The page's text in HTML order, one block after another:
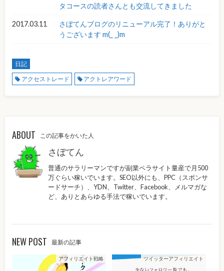
タコースの読者さんとも交流してきました
2017.03.11
さぼてんブログのリニューアル完了！ありがと
うございます m(_ _)m
日記
アクセストレード
アクトレアワード
ABOUT この記事をかいた人
さぼてん
普通のサラリーマンですが副業ペラサイト量産で月500
万ぐらい稼いでいます。SEO以外にも、PPC（スポンサ
ードサーチ）、YDN、Twitter、Facebook、メルマガな
ど、ありとあらゆる手法で稼いでいます。
NEW POST 最新の記事
アフィリエイト戦略 ツイッターアフィリエイト